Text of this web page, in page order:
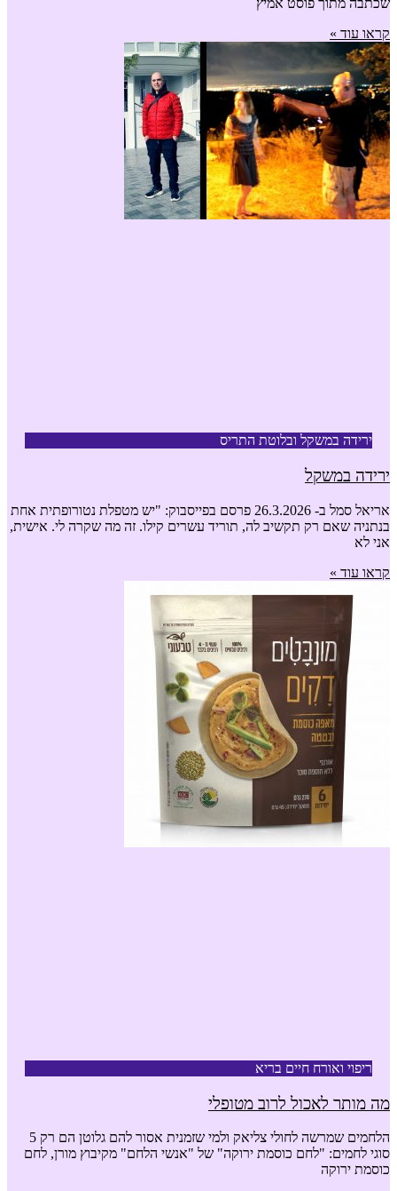
שכתבה מתוך פוסט אמיץ
קראו עוד »
ירידה במשקל ובלוטת התריס
ירידה במשקל
אריאל סמל ב- 26.3.2026 פרסם בפייסבוק: "יש מטפלת נטורופתית אחת
בנתניה שאם רק תקשיב לה, תוריד עשרים קילו. זה מה שקרה לי. אישית,
אני לא
קראו עוד »
ריפוי ואורח חיים בריא
מה מותר לאכול לרוב מטופלי
הלחמים שמרשה לחולי צליאק ולמי שזמנית אסור להם גלוטן הם רק 5
סוגי לחמים: "לחם כוסמת ירוקה" של "אנשי הלחם" מקיבוץ מורן, לחם
כוסמת ירוקה